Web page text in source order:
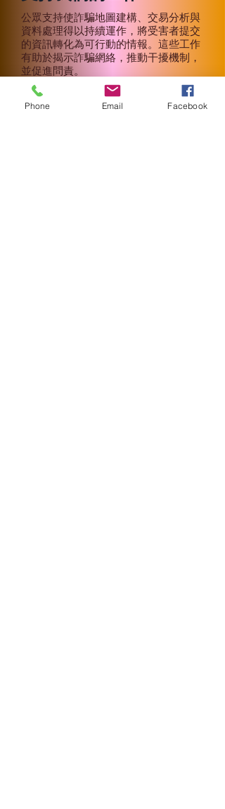
公眾支持使詐騙地圖建構、交易分析與
資料處理得以持續運作，將受害者提交
的資訊轉化為可行動的情報。這些工作
有助於揭示詐騙網絡，推動干擾機制，
並促進問責。
支持我們的工作
Phone Email Facebook